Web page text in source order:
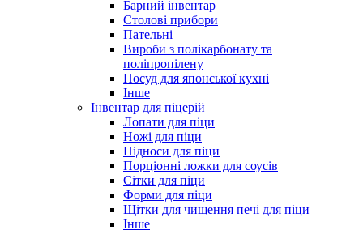
Барний інвентар
Столові прибори
Пательні
Вироби з полікарбонату та
поліпропілену
Посуд для японської кухні
Інше
Інвентар для піцерій
Лопати для піци
Ножі для піци
Підноси для піци
Порціонні ложки для соусів
Сітки для піци
Форми для піци
Щітки для чищення печі для піци
Інше